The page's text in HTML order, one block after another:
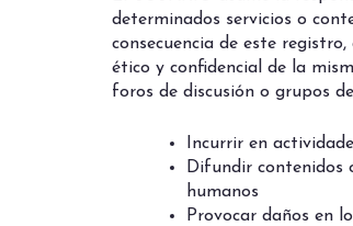
determinados servicios o
consecuencia de este
ético y confidencial de la
foros de discusión o grupos
Incurrir en
Difundir contenidos
humanos
Provocar daños en